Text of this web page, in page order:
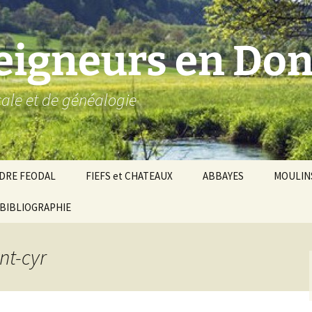
en
et de généalogie
FEODAL
de Donzy
duché de Nevers
FIEFS et CHATEAUX ABBAYES
BIBLIOGRAPHIE
cyr